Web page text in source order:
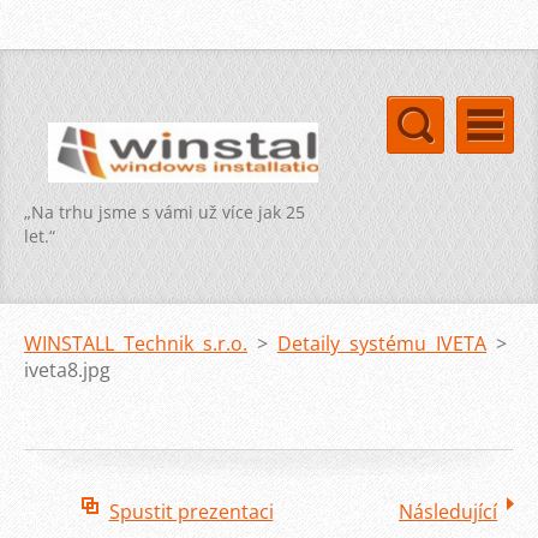
„Na trhu jsme s vámi už více jak 25
let.“
WINSTALL Technik s.r.o. > Detaily systému IVETA >
iveta8.jpg
Spustit prezentaci Následující